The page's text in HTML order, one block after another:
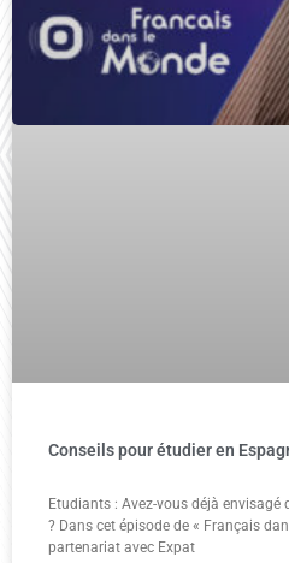
Conseils pour étudier en
Etudiants : Avez-vous déjà envisagé
? Dans cet épisode de « Français
partenariat avec Expat